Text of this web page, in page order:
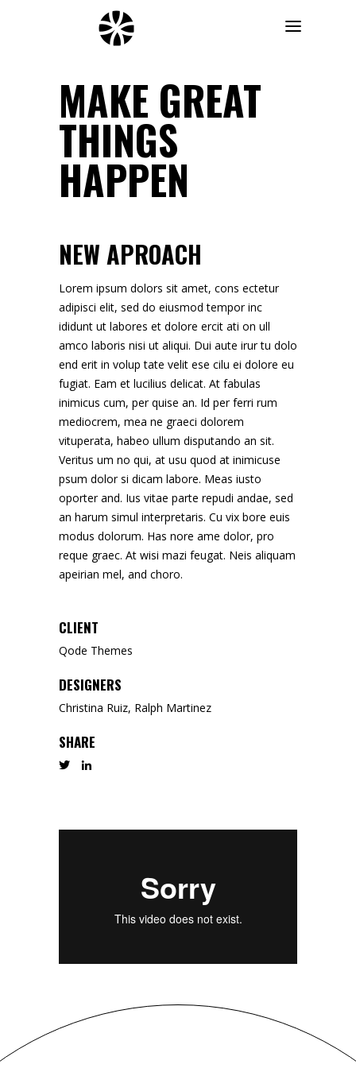
MAKE GREAT
THINGS
HAPPEN
NEW APROACH
Lorem ipsum dolors sit amet, cons ectetur
adipisci elit, sed do eiusmod tempor inc
ididunt ut labores et dolore ercit ati on ull
amco laboris nisi ut aliqui. Dui aute irur tu dolo
end erit in volup tate velit ese cilu ei dolore eu
fugiat. Eam et lucilius delicat. At fabulas
inimicus cum, per quise an. Id per ferri rum
mediocrem, mea ne graeci dolorem
vituperata, habeo ullum disputando an sit.
Veritus um no qui, at usu quod at inimicuse
psum dolor si dicam labore. Meas iusto
oporter and. Ius vitae parte repudi andae, sed
an harum simul interpretaris. Cu vix bore euis
modus dolorum. Has nore ame dolor, pro
reque graec. At wisi mazi feugat. Neis aliquam
apeirian mel, and choro.
CLIENT
Qode Themes
DESIGNERS
Christina Ruiz, Ralph Martinez
SHARE